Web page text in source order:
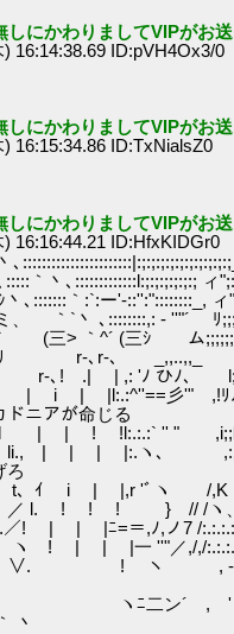
しにかわりましてVIPがお
16:14:38.69 ID:pVH4Ox3/0
しにかわりましてVIPがお
16:15:34.86 ID:TxNialsZ0
しにかわりましてVIPがお
16:16:44.21 ID:HfxKIDGr0
､:::::::::::::l:;:;:;:;:;:; ィ
｀:`:ー'‐::'':"::::::::_, ィ
`丶 ､::::::::,: - ''"´ ﾘ
> ｀^´ (三ｼ ム;;;;;;
r‐､ _,,..,,_
! .| | ,: 'ﾉ ひﾉ､
彡'" ,!ﾘﾉ
ドニアが命じる
'' "
| |:.ヽ､
ろ
|,r 'ﾞヽ /,K
! } // /ヽ、
=＝,ﾉ,ノ7 /:.:.:.:
''"／,/,/
! ヽ , -‐‐､
ﾆ二ン´ , '